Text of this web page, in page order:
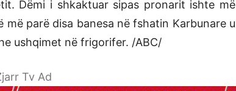
Dëmi i shkaktuar sipas pronarit ishte më
më parë disa banesa në fshatin Karbunare u
ushqimet në frigorifer. /ABC/
Tv Ad